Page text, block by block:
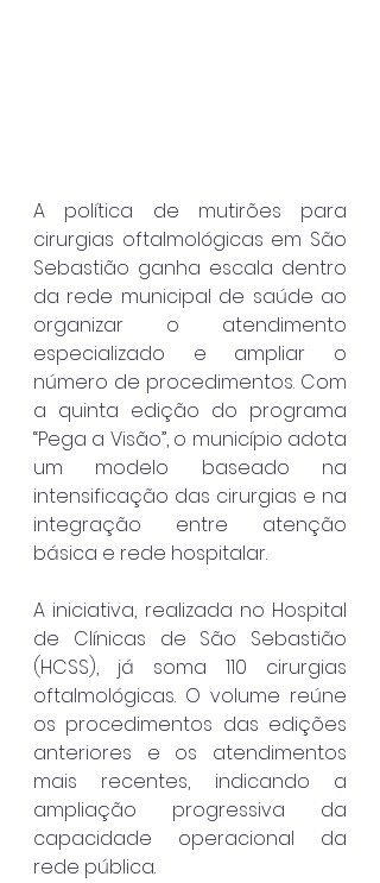
A política de mutirões para
cirurgias oftalmológicas em São
Sebastião ganha escala dentro
da rede municipal de saúde ao
organizar o atendimento
especializado e ampliar o
número de procedimentos. Com
a quinta edição do programa
“Pega a Visão”, o município adota
um modelo baseado na
intensificação das cirurgias e na
integração entre atenção
básica e rede hospitalar.
A iniciativa, realizada no Hospital
de Clínicas de São Sebastião
(HCSS), já soma 110 cirurgias
oftalmológicas. O volume reúne
os procedimentos das edições
anteriores e os atendimentos
mais recentes, indicando a
ampliação progressiva da
capacidade operacional da
rede pública.